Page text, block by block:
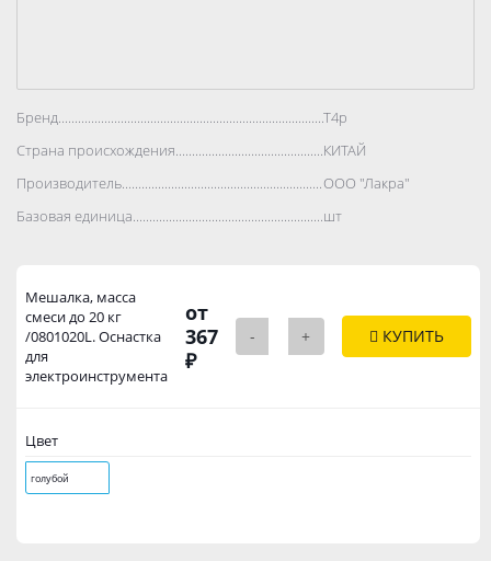
Бренд..................................................................................T4p
Страна происхождения..................................................................................
КИТАЙ
Производитель..................................................................................
ООО "Лакра"
Базовая единица..................................................................................
шт
Мешалка, масса
смеси до 20 кг
/0801020L. Оснастка
для
электроинструмента
от
367
₽
- + КУПИТЬ
Цвет
голубой